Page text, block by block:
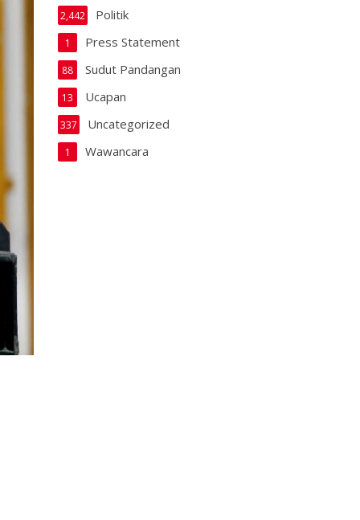
Politik
2,442
Press Statement
1
Sudut Pandangan
88
Ucapan
13
Uncategorized
337
Wawancara
1